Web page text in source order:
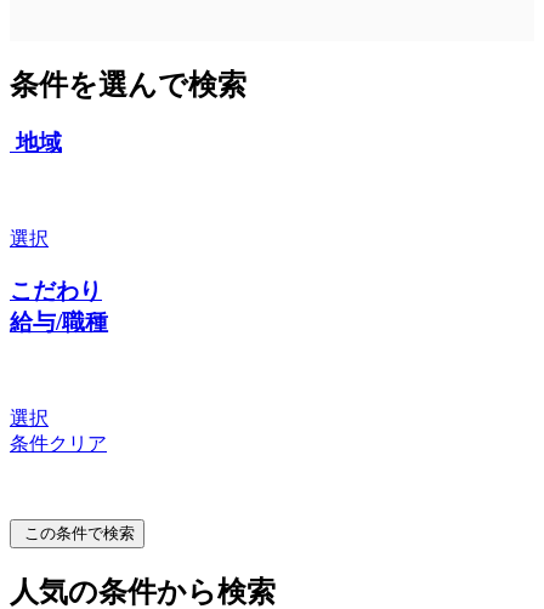
条件を選んで検索
地域
選択
こだわり
給与/職種
選択
条件クリア
この条件で検索
人気の条件から検索